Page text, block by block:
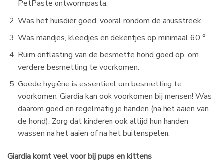
PetPaste ontwormpasta.
Was het huisdier goed, vooral rondom de anusstreek.
Was mandjes, kleedjes en dekentjes op minimaal 60 °
Ruim ontlasting van de besmette hond goed op, om
verdere besmetting te voorkomen.
Goede hygiëne is essentieel om besmetting te
voorkomen. Giardia kan ook voorkomen bij mensen! Was
daarom goed en regelmatig je handen (na het aaien van
de hond). Zorg dat kinderen ook altijd hun handen
wassen na het aaien of na het buitenspelen.
Giardia komt veel voor bij pups en kittens